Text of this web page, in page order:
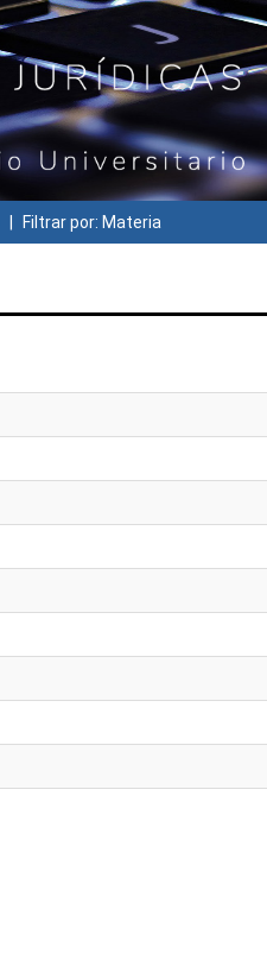
Filtrar por: Materia